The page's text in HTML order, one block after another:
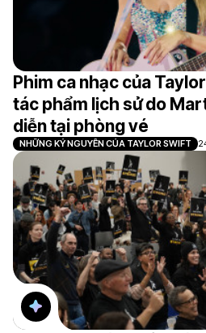
Phim ca nhạc của
tác phẩm lịch sử do
diễn tại phòng vé
NHỮNG KỶ NGUYÊN CỦA TAYLOR SWIFT